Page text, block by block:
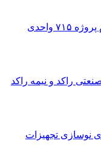
چشم انتظاری ملت در معمایی به نام پروژه ۷۱۵ واحدی
راکد و نیمه راکد
میلیونی برای نوسازی تجهیزات